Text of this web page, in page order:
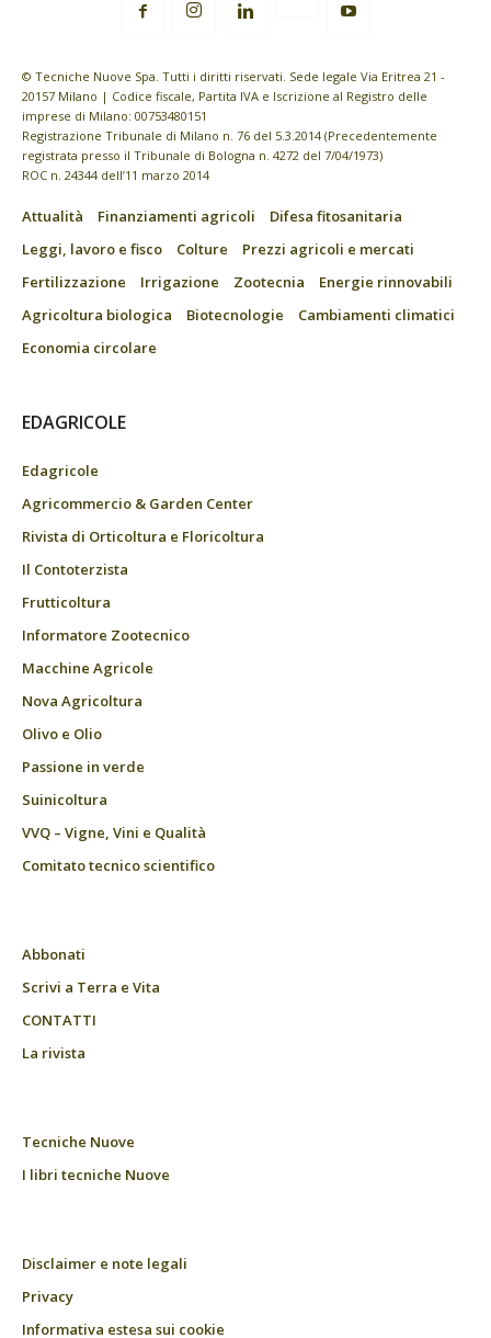
© Tecniche Nuove Spa. Tutti i diritti riservati. Sede legale Via Eritrea 21 -
20157 Milano | Codice fiscale, Partita IVA e Iscrizione al Registro delle
imprese di Milano: 00753480151
Registrazione Tribunale di Milano n. 76 del 5.3.2014 (Precedentemente
registrata presso il Tribunale di Bologna n. 4272 del 7/04/1973)
ROC n. 24344 dell’11 marzo 2014
Attualità Finanziamenti agricoli
Difesa fitosanitaria
Leggi, lavoro e fisco
Colture
Prezzi agricoli e mercati
Fertilizzazione
Irrigazione Zootecnia
Energie rinnovabili
Agricoltura biologica
Biotecnologie
Cambiamenti climatici
Economia circolare
EDAGRICOLE
Edagricole
Agricommercio & Garden Center
Rivista di Orticoltura e Floricoltura
Il Contoterzista
Frutticoltura
Informatore Zootecnico
Macchine Agricole
Nova Agricoltura
Olivo e Olio
Passione in verde
Suinicoltura
VVQ – Vigne, Vini e Qualità
Comitato tecnico scientifico
Abbonati
Scrivi a Terra e Vita
CONTATTI
La rivista
Tecniche Nuove
I libri tecniche Nuove
Disclaimer e note legali
Privacy
Informativa estesa sui cookie